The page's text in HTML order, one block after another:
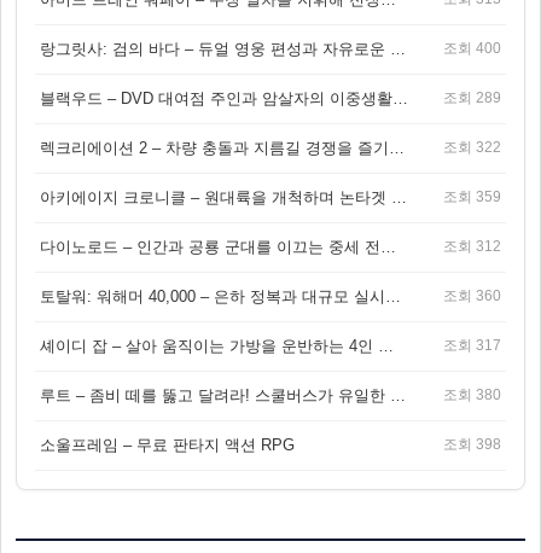
조회 400
조회 289
조회 322
조회 359
조회 312
조회 360
조회 317
조회 380
소울프레임 – 무료 판타지 액션 RPG 조회 398